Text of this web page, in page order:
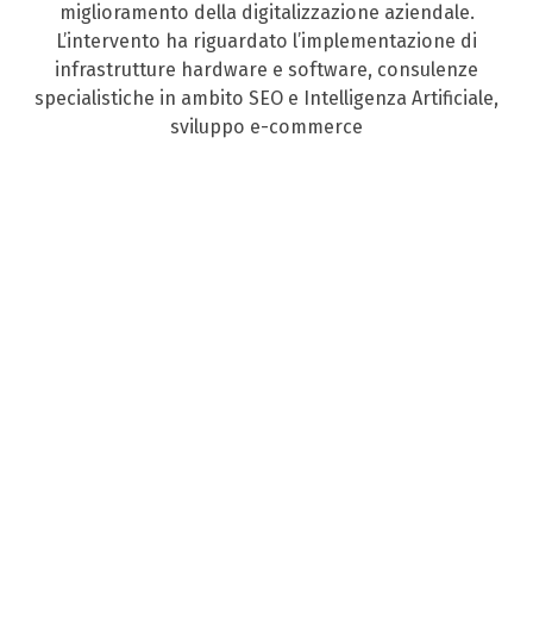
miglioramento della digitalizzazione aziendale.
L’intervento ha riguardato l’implementazione di
infrastrutture hardware e software, consulenze
specialistiche in ambito SEO e Intelligenza Artificiale,
sviluppo e-commerce